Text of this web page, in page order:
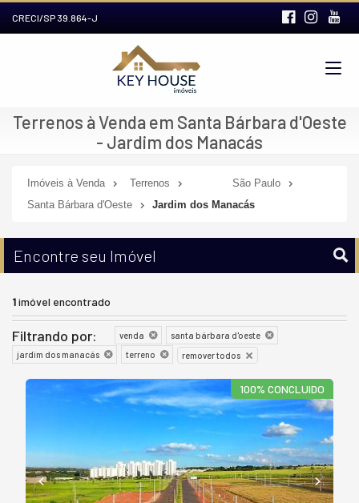
CRECI/SP 39.864-J
Terrenos à Venda em Santa Bárbara d'Oeste
- Jardim dos Manacás
Imóveis à Venda Terrenos
São Paulo
Santa Bárbara d'Oeste
Jardim dos Manacás
Encontre seu Imóvel
1imóvel encontrado
Filtrando por: venda
santa bárbara d'oeste
jardim dos manacás
terreno remover todos
100% CONCLUIDO